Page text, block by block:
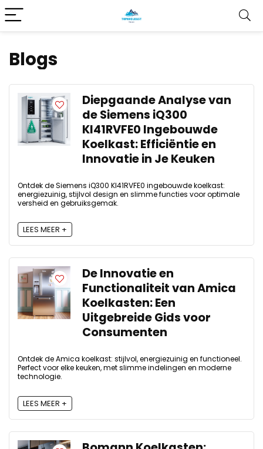
Blogs
Diepgaande Analyse van
de Siemens iQ300
KI41RVFE0 Ingebouwde
Koelkast: Efficiëntie en
Innovatie in Je Keuken
Ontdek de Siemens iQ300 KI41RVFE0 ingebouwde koelkast:
energiezuinig, stijlvol design en slimme functies voor optimale
versheid en gebruiksgemak.
LEES MEER +
De Innovatie en
Functionaliteit van Amica
Koelkasten: Een
Uitgebreide Gids voor
Consumenten
Ontdek de Amica koelkast: stijlvol, energiezuinig en functioneel.
Perfect voor elke keuken, met slimme indelingen en moderne
technologie.
LEES MEER +